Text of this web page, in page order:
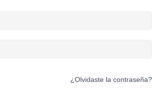
¿Olvidaste la contraseña?